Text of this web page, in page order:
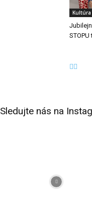
Kultúra
Sledujte nás na